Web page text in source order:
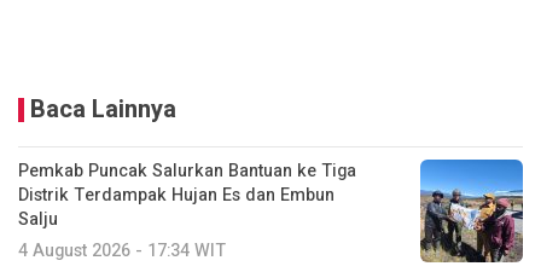
Baca Lainnya
Pemkab Puncak Salurkan Bantuan ke Tiga
Distrik Terdampak Hujan Es dan Embun
Salju
4 August 2026 - 17:34 WIT